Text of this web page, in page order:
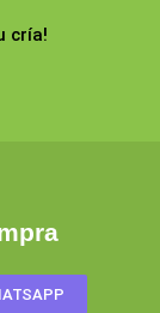
cría!